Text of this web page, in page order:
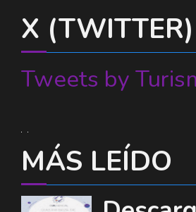
X (TWITTER)
Tweets by
MÁS LEÍDO